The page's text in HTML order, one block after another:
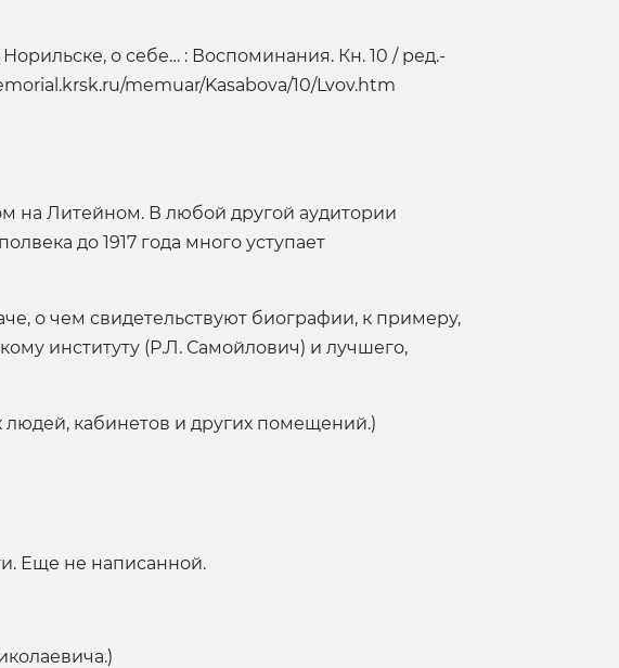
о себе… : Воспоминания. Кн. 10 / ред.-
memuar/Kasabova/10/Lvov.htm
на Литейном. В любой другой аудитории
до 1917 года много уступает
о чем свидетельствуют биографии, к примеру,
институту (Р.Л. Самойлович) и лучшего,
кабинетов и других помещений.)
Еще не написанной.